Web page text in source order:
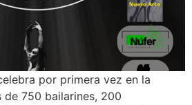
por primera vez en la
de 750 bailarines, 200